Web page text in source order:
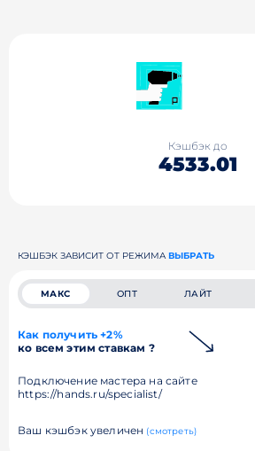
Кэшбэк до
4533.01
КЭШБЭК ЗАВИСИТ ОТ РЕЖИМА ВЫБРАТЬ
МАКС ОПТ ЛАЙТ
Как получить +2%
ко всем этим ставкам ?
Подключение мастера на сайте
https://hands.ru/specialist/
Ваш кэшбэк увеличен (смотреть)